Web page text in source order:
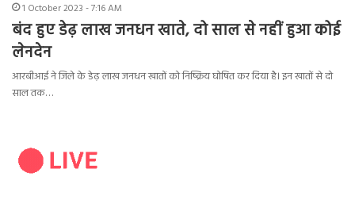
1 October 2023 - 7:16 AM
बंद हुए डेढ़ लाख जनधन खाते, दो साल से नहीं हुआ कोई
लेनदेन
आरबीआई ने जिले के डेढ़ लाख जनधन खातों को निष्क्रिय घोषित कर दिया है। इन खातों से दो
साल तक…